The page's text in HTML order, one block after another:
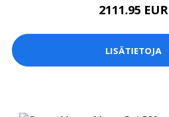
2111.95 EUR
LISÄTIETOJA